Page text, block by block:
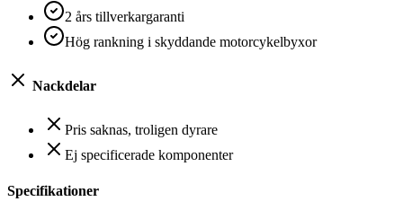
2 års tillverkargaranti
Hög rankning i skyddande motorcykelbyxor
Nackdelar
Pris saknas, troligen dyrare
Ej specificerade komponenter
Specifikationer